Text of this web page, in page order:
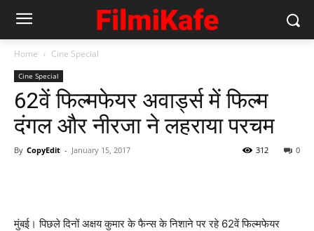
Home Cine Special
Cine Special
62वें फिल्‍मफेयर अवार्ड्स में फिल्‍म
दंगल और नीरजा ने लहराया परचम
By CopyEdit - January 15, 2017 0
312
मुंबई। पिछले दिनों अक्षय कुमार के फैन्‍स के निशाने पर रहे 62वें फिल्‍मफेयर